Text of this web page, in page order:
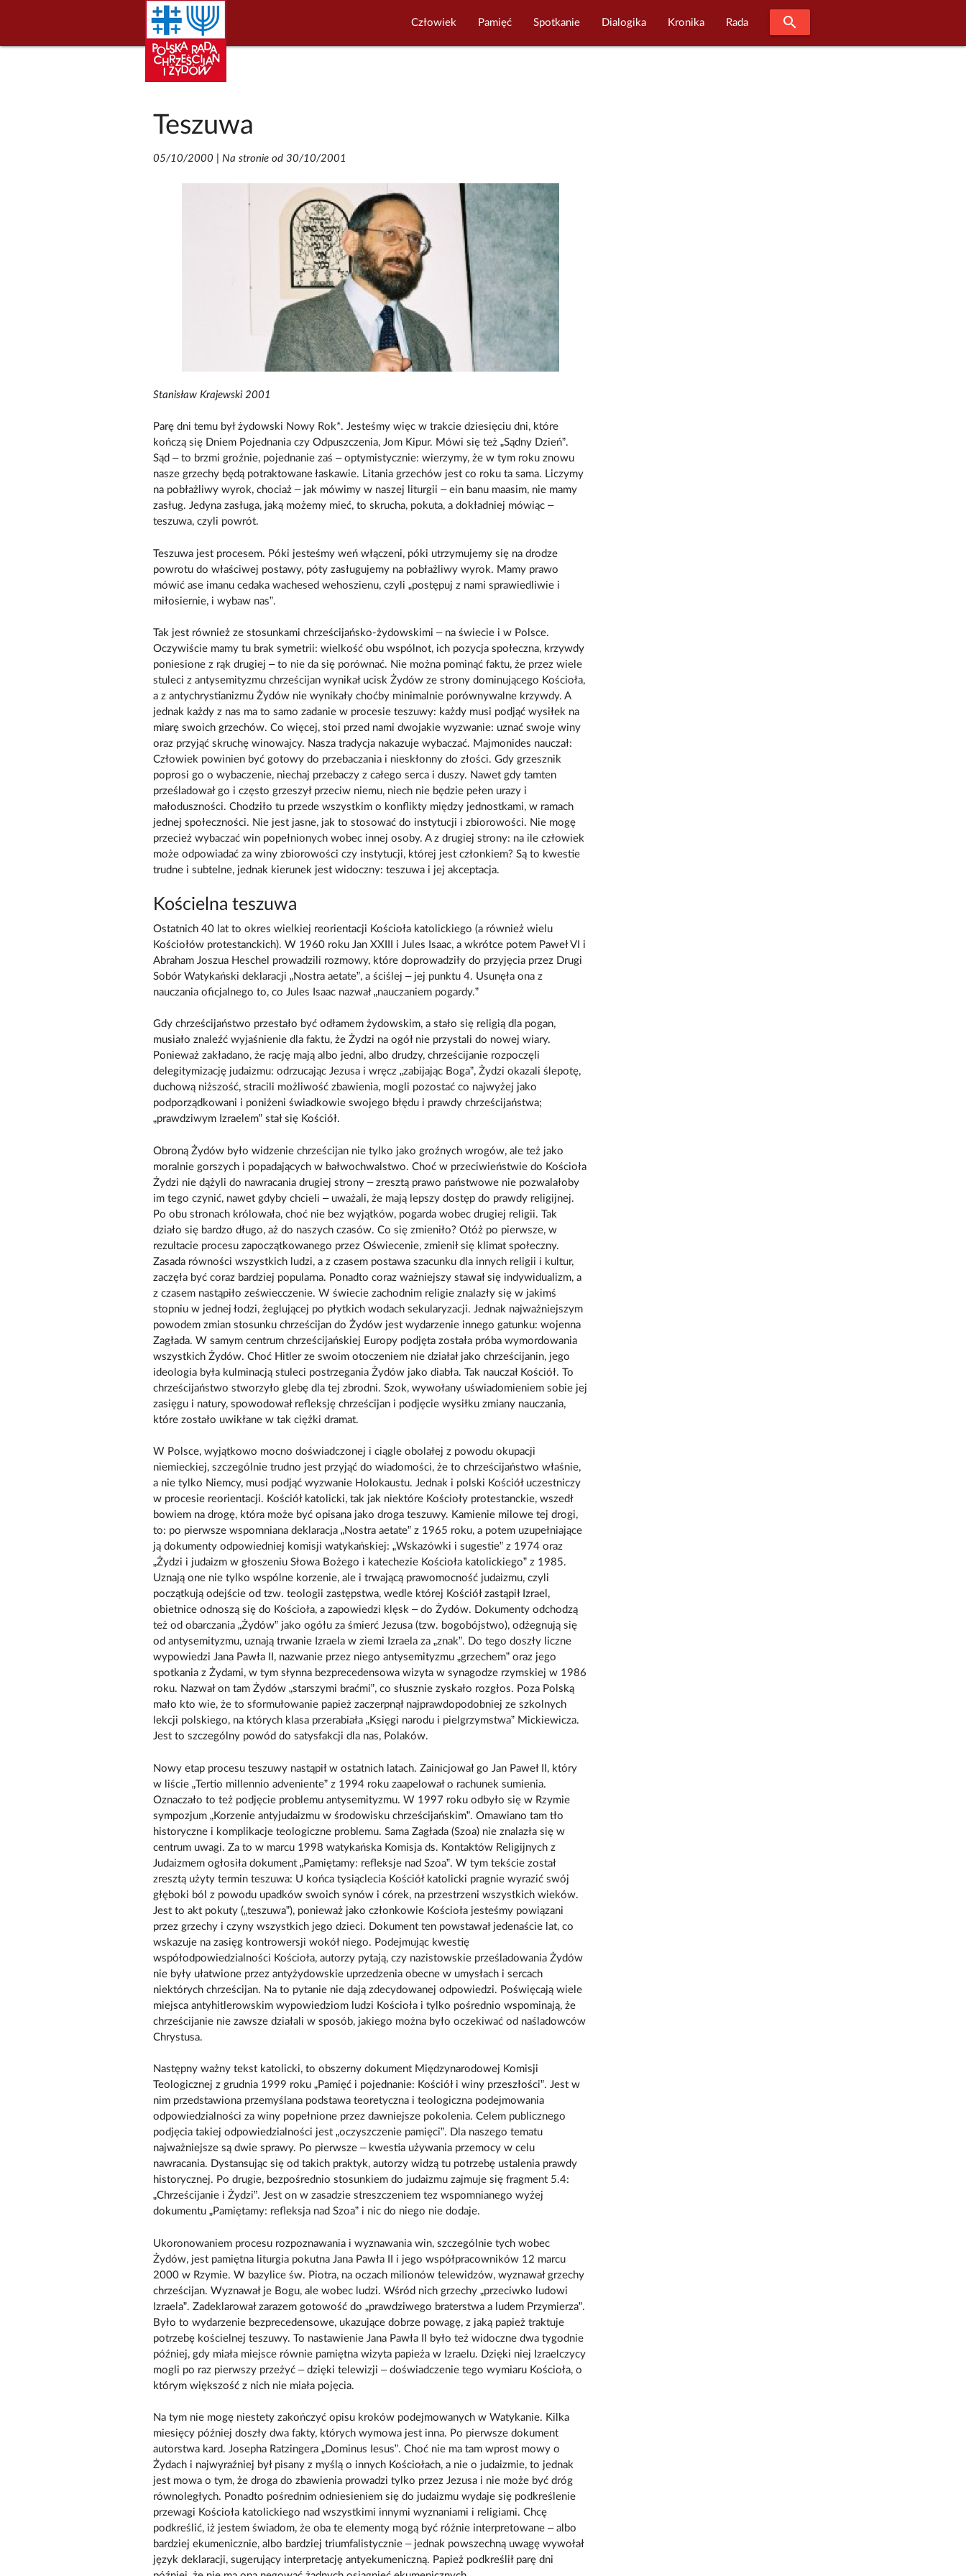
Człowiek Pamięć Spotkanie Dialogika Kronika Rada search
Teszuwa
05/10/2000| Na stronie od 30/10/2001
Stanisław Krajewski 2001
Parę dni temu był żydowski Nowy Rok*. Jesteśmy więc w trakcie dziesięciu dni, które
kończą się Dniem Pojednania czy Odpuszczenia, Jom Kipur. Mówi się też „Sądny Dzień”.
Sąd – to brzmi groźnie, pojednanie zaś – optymistycznie: wierzymy, że w tym roku znowu
nasze grzechy będą potraktowane łaskawie. Litania grzechów jest co roku ta sama. Liczymy
na pobłażliwy wyrok, chociaż – jak mówimy w naszej liturgii – ein banu maasim, nie mamy
zasług. Jedyna zasługa, jaką możemy mieć, to skrucha, pokuta, a dokładniej mówiąc –
teszuwa, czyli powrót.
Teszuwa jest procesem. Póki jesteśmy weń włączeni, póki utrzymujemy się na drodze
powrotu do właściwej postawy, póty zasługujemy na pobłażliwy wyrok. Mamy prawo
mówić ase imanu cedaka wachesed wehoszienu, czyli „postępuj z nami sprawiedliwie i
miłosiernie, i wybaw nas”.
Tak jest również ze stosunkami chrześcijańsko-żydowskimi – na świecie i w Polsce.
Oczywiście mamy tu brak symetrii: wielkość obu wspólnot, ich pozycja społeczna, krzywdy
poniesione z rąk drugiej – to nie da się porównać. Nie można pominąć faktu, że przez wiele
stuleci z antysemityzmu chrześcijan wynikał ucisk Żydów ze strony dominującego Kościoła,
a z antychrystianizmu Żydów nie wynikały choćby minimalnie porównywalne krzywdy. A
jednak każdy z nas ma to samo zadanie w procesie teszuwy: każdy musi podjąć wysiłek na
miarę swoich grzechów. Co więcej, stoi przed nami dwojakie wyzwanie: uznać swoje winy
oraz przyjąć skruchę winowajcy. Nasza tradycja nakazuje wybaczać. Majmonides nauczał:
Człowiek powinien być gotowy do przebaczania i nieskłonny do złości. Gdy grzesznik
poprosi go o wybaczenie, niechaj przebaczy z całego serca i duszy. Nawet gdy tamten
prześladował go i często grzeszył przeciw niemu, niech nie będzie pełen urazy i
małoduszności. Chodziło tu przede wszystkim o konflikty między jednostkami, w ramach
jednej społeczności. Nie jest jasne, jak to stosować do instytucji i zbiorowości. Nie mogę
przecież wybaczać win popełnionych wobec innej osoby. A z drugiej strony: na ile człowiek
może odpowiadać za winy zbiorowości czy instytucji, której jest członkiem? Są to kwestie
trudne i subtelne, jednak kierunek jest widoczny: teszuwa i jej akceptacja.
Kościelna teszuwa
Ostatnich 40 lat to okres wielkiej reorientacji Kościoła katolickiego (a również wielu
Kościołów protestanckich). W 1960 roku Jan XXIII i Jules Isaac, a wkrótce potem Paweł VI i
Abraham Joszua Heschel prowadzili rozmowy, które doprowadziły do przyjęcia przez Drugi
Sobór Watykański deklaracji „Nostra aetate”, a ściślej – jej punktu 4. Usunęła ona z
nauczania oficjalnego to, co Jules Isaac nazwał „nauczaniem pogardy.”
Gdy chrześcijaństwo przestało być odłamem żydowskim, a stało się religią dla pogan,
musiało znaleźć wyjaśnienie dla faktu, że Żydzi na ogół nie przystali do nowej wiary.
Ponieważ zakładano, że rację mają albo jedni, albo drudzy, chrześcijanie rozpoczęli
delegitymizację judaizmu: odrzucając Jezusa i wręcz „zabijając Boga”, Żydzi okazali ślepotę,
duchową niższość, stracili możliwość zbawienia, mogli pozostać co najwyżej jako
podporządkowani i poniżeni świadkowie swojego błędu i prawdy chrześcijaństwa;
„prawdziwym Izraelem” stał się Kościół.
Obroną Żydów było widzenie chrześcijan nie tylko jako groźnych wrogów, ale też jako
moralnie gorszych i popadających w bałwochwalstwo. Choć w przeciwieństwie do Kościoła
Żydzi nie dążyli do nawracania drugiej strony – zresztą prawo państwowe nie pozwalałoby
im tego czynić, nawet gdyby chcieli – uważali, że mają lepszy dostęp do prawdy religijnej.
Po obu stronach królowała, choć nie bez wyjątków, pogarda wobec drugiej religii. Tak
działo się bardzo długo, aż do naszych czasów. Co się zmieniło? Otóż po pierwsze, w
rezultacie procesu zapoczątkowanego przez Oświecenie, zmienił się klimat społeczny.
Zasada równości wszystkich ludzi, a z czasem postawa szacunku dla innych religii i kultur,
zaczęła być coraz bardziej popularna. Ponadto coraz ważniejszy stawał się indywidualizm, a
z czasem nastąpiło zeświecczenie. W świecie zachodnim religie znalazły się w jakimś
stopniu w jednej łodzi, żeglującej po płytkich wodach sekularyzacji. Jednak najważniejszym
powodem zmian stosunku chrześcijan do Żydów jest wydarzenie innego gatunku: wojenna
Zagłada. W samym centrum chrześcijańskiej Europy podjęta została próba wymordowania
wszystkich Żydów. Choć Hitler ze swoim otoczeniem nie działał jako chrześcijanin, jego
ideologia była kulminacją stuleci postrzegania Żydów jako diabła. Tak nauczał Kościół. To
chrześcijaństwo stworzyło glebę dla tej zbrodni. Szok, wywołany uświadomieniem sobie jej
zasięgu i natury, spowodował refleksję chrześcijan i podjęcie wysiłku zmiany nauczania,
które zostało uwikłane w tak ciężki dramat.
W Polsce, wyjątkowo mocno doświadczonej i ciągle obolałej z powodu okupacji
niemieckiej, szczególnie trudno jest przyjąć do wiadomości, że to chrześcijaństwo właśnie,
a nie tylko Niemcy, musi podjąć wyzwanie Holokaustu. Jednak i polski Kościół uczestniczy
w procesie reorientacji. Kościół katolicki, tak jak niektóre Kościoły protestanckie, wszedł
bowiem na drogę, która może być opisana jako droga teszuwy. Kamienie milowe tej drogi,
to: po pierwsze wspomniana deklaracja „Nostra aetate” z 1965 roku, a potem uzupełniające
ją dokumenty odpowiedniej komisji watykańskiej: „Wskazówki i sugestie” z 1974 oraz
„Żydzi i judaizm w głoszeniu Słowa Bożego i katechezie Kościoła katolickiego” z 1985.
Uznają one nie tylko wspólne korzenie, ale i trwającą prawomocność judaizmu, czyli
początkują odejście od tzw. teologii zastępstwa, wedle której Kościół zastąpił Izrael,
obietnice odnoszą się do Kościoła, a zapowiedzi klęsk – do Żydów. Dokumenty odchodzą
też od obarczania „Żydów” jako ogółu za śmierć Jezusa (tzw. bogobójstwo), odżegnują się
od antysemityzmu, uznają trwanie Izraela w ziemi Izraela za „znak”. Do tego doszły liczne
wypowiedzi Jana Pawła II, nazwanie przez niego antysemityzmu „grzechem” oraz jego
spotkania z Żydami, w tym słynna bezprecedensowa wizyta w synagodze rzymskiej w 1986
roku. Nazwał on tam Żydów „starszymi braćmi”, co słusznie zyskało rozgłos. Poza Polską
mało kto wie, że to sformułowanie papież zaczerpnął najprawdopodobniej ze szkolnych
lekcji polskiego, na których klasa przerabiała „Księgi narodu i pielgrzymstwa” Mickiewicza.
Jest to szczególny powód do satysfakcji dla nas, Polaków.
Nowy etap procesu teszuwy nastąpił w ostatnich latach. Zainicjował go Jan Paweł II, który
w liście „Tertio millennio adveniente” z 1994 roku zaapelował o rachunek sumienia.
Oznaczało to też podjęcie problemu antysemityzmu. W 1997 roku odbyło się w Rzymie
sympozjum „Korzenie antyjudaizmu w środowisku chrześcijańskim”. Omawiano tam tło
historyczne i komplikacje teologiczne problemu. Sama Zagłada (Szoa) nie znalazła się w
centrum uwagi. Za to w marcu 1998 watykańska Komisja ds. Kontaktów Religijnych z
Judaizmem ogłosiła dokument „Pamiętamy: refleksje nad Szoa”. W tym tekście został
zresztą użyty termin teszuwa: U końca tysiąclecia Kościół katolicki pragnie wyrazić swój
głęboki ból z powodu upadków swoich synów i córek, na przestrzeni wszystkich wieków.
Jest to akt pokuty („teszuwa”), ponieważ jako członkowie Kościoła jesteśmy powiązani
przez grzechy i czyny wszystkich jego dzieci. Dokument ten powstawał jedenaście lat, co
wskazuje na zasięg kontrowersji wokół niego. Podejmując kwestię
współodpowiedzialności Kościoła, autorzy pytają, czy nazistowskie prześladowania Żydów
nie były ułatwione przez antyżydowskie uprzedzenia obecne w umysłach i sercach
niektórych chrześcijan. Na to pytanie nie dają zdecydowanej odpowiedzi. Poświęcają wiele
miejsca antyhitlerowskim wypowiedziom ludzi Kościoła i tylko pośrednio wspominają, że
chrześcijanie nie zawsze działali w sposób, jakiego można było oczekiwać od naśladowców
Chrystusa.
Następny ważny tekst katolicki, to obszerny dokument Międzynarodowej Komisji
Teologicznej z grudnia 1999 roku „Pamięć i pojednanie: Kościół i winy przeszłości”. Jest w
nim przedstawiona przemyślana podstawa teoretyczna i teologiczna podejmowania
odpowiedzialności za winy popełnione przez dawniejsze pokolenia. Celem publicznego
podjęcia takiej odpowiedzialności jest „oczyszczenie pamięci”. Dla naszego tematu
najważniejsze są dwie sprawy. Po pierwsze – kwestia używania przemocy w celu
nawracania. Dystansując się od takich praktyk, autorzy widzą tu potrzebę ustalenia prawdy
historycznej. Po drugie, bezpośrednio stosunkiem do judaizmu zajmuje się fragment 5.4:
„Chrześcijanie i Żydzi”. Jest on w zasadzie streszczeniem tez wspomnianego wyżej
dokumentu „Pamiętamy: refleksja nad Szoa” i nic do niego nie dodaje.
Ukoronowaniem procesu rozpoznawania i wyznawania win, szczególnie tych wobec
Żydów, jest pamiętna liturgia pokutna Jana Pawła II i jego współpracowników 12 marcu
2000 w Rzymie. W bazylice św. Piotra, na oczach milionów telewidzów, wyznawał grzechy
chrześcijan. Wyznawał je Bogu, ale wobec ludzi. Wśród nich grzechy „przeciwko ludowi
Izraela”. Zadeklarował zarazem gotowość do „prawdziwego braterstwa a ludem Przymierza”.
Było to wydarzenie bezprecedensowe, ukazujące dobrze powagę, z jaką papież traktuje
potrzebę kościelnej teszuwy. To nastawienie Jana Pawła II było też widoczne dwa tygodnie
później, gdy miała miejsce równie pamiętna wizyta papieża w Izraelu. Dzięki niej Izraelczycy
mogli po raz pierwszy przeżyć – dzięki telewizji – doświadczenie tego wymiaru Kościoła, o
którym większość z nich nie miała pojęcia.
Na tym nie mogę niestety zakończyć opisu kroków podejmowanych w Watykanie. Kilka
miesięcy później doszły dwa fakty, których wymowa jest inna. Po pierwsze dokument
autorstwa kard. Josepha Ratzingera „Dominus Iesus”. Choć nie ma tam wprost mowy o
Żydach i najwyraźniej był pisany z myślą o innych Kościołach, a nie o judaizmie, to jednak
jest mowa o tym, że droga do zbawienia prowadzi tylko przez Jezusa i nie może być dróg
równoległych. Ponadto pośrednim odniesieniem się do judaizmu wydaje się podkreślenie
przewagi Kościoła katolickiego nad wszystkimi innymi wyznaniami i religiami. Chcę
podkreślić, iż jestem świadom, że oba te elementy mogą być różnie interpretowane – albo
bardziej ekumenicznie, albo bardziej triumfalistycznie – jednak powszechną uwagę wywołał
język deklaracji, sugerujący interpretację antyekumeniczną. Papież podkreślił parę dni